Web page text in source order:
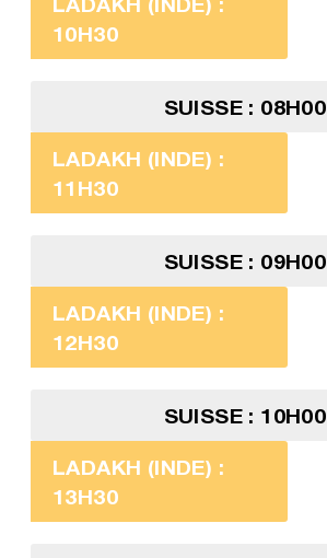
10H30
SUISSE : 08H00
LADAKH (INDE) :
11H30
SUISSE : 09H00
LADAKH (INDE) :
12H30
SUISSE : 10H00
LADAKH (INDE) :
13H30